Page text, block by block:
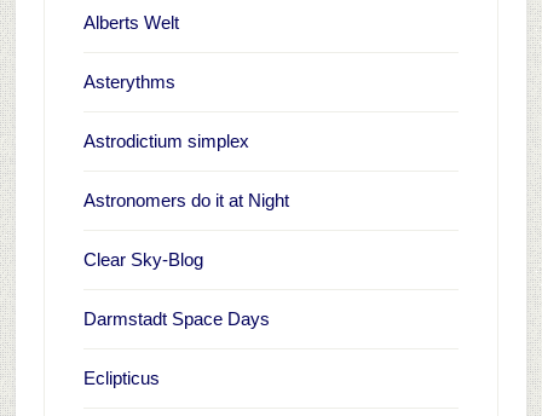
Alberts Welt
Asterythms
Astrodictium simplex
Astronomers do it at Night
Clear Sky-Blog
Darmstadt Space Days
Eclipticus